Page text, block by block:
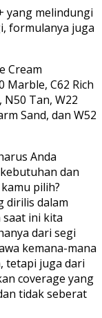
yang melindungi
formulanya juga
Cream
Marble, C62 Rich
Tan, W22
Sand, dan W52
Anda
dan
pilih?
dirilis dalam
ini kita
dari segi
kemana-mana
tetapi juga dari
coverage yang
tidak seberat